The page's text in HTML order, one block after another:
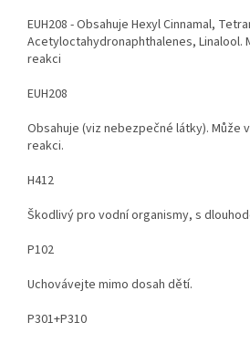
EUH208 - Obsahuje Hexyl Cinnamal,
Acetyloctahydronaphthalenes, Linalool.
reakci
EUH208
Obsahuje (viz nebezpečné látky). Může
reakci.
H412
Škodlivý pro vodní organismy, s
P102
Uchovávejte mimo dosah dětí.
P301+P310